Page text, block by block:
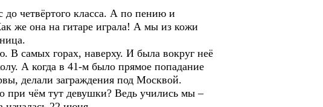
четвёртого класса. А по пению и
же она на гитаре играла! А мы из кожи
самых горах, наверху. И была вокруг неё
А когда в 41-м было прямое попадание
делали заграждения под Москвой.
при чём тут девушки? Ведь учились мы –